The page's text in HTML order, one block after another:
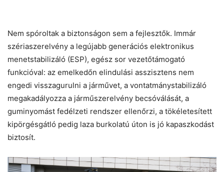
Nem spóroltak a biztonságon sem a fejlesztők. Immár
szériaszerelvény a legújabb generációs elektronikus
menetstabilizáló (ESP), egész sor vezetőtámogató
funkcióval: az emelkedőn elindulási asszisztens nem
engedi visszagurulni a járművet, a vontatmánystabilizáló
megakadályozza a járműszerelvény becsóválását, a
guminyomást fedélzeti rendszer ellenőrzi, a tökéletesített
kipörgésgátló pedig laza burkolatú úton is jó kapaszkodást
biztosít.